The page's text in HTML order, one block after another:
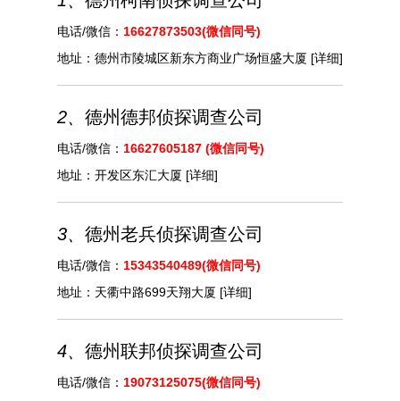
电话/微信： 16627873503(微信同号)
地址： 德州市陵城区新东方商业广场恒盛大厦 [详细]
2、 德州德邦侦探调查公司
电话/微信： 16627605187 (微信同号)
地址： 开发区东汇大厦 [详细]
3、 德州老兵侦探调查公司
电话/微信： 15343540489(微信同号)
地址： 天衢中路699天翔大厦 [详细]
4、 德州联邦侦探调查公司
电话/微信： 19073125075(微信同号)